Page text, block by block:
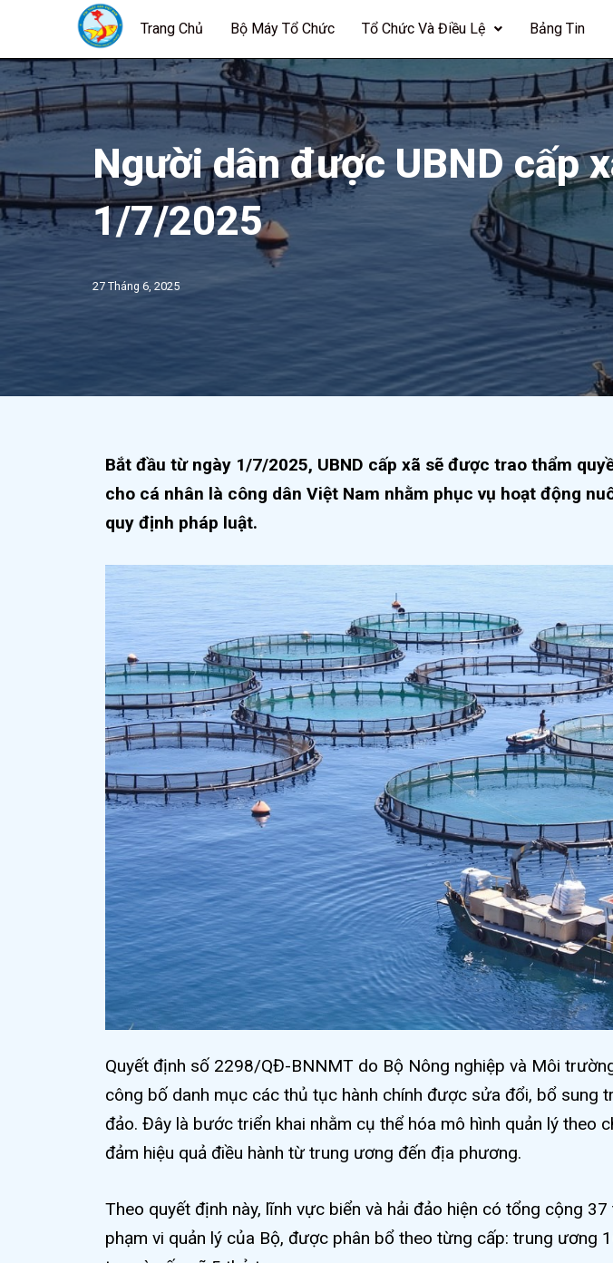
tới
nội
dung
Trang Chủ Bộ Máy Tổ Chức Tổ Chức Và Điều Lệ Bảng Tin
Người dân được UBND cấp
1/7/2025
27 Tháng 6, 2025
Bắt đầu từ ngày 1/7/2025, UBND cấp xã sẽ được trao thẩm
cho cá nhân là công dân Việt Nam nhằm phục vụ hoạt động
quy định pháp luật.
Quyết định số 2298/QĐ-BNNMT do Bộ Nông nghiệp và Môi
công bố danh mục các thủ tục hành chính được sửa đổi, bổ sung
đảo. Đây là bước triển khai nhằm cụ thể hóa mô hình quản lý theo
đảm hiệu quả điều hành từ trung ương đến địa phương.
Theo quyết định này, lĩnh vực biển và hải đảo hiện có tổng cộng
phạm vi quản lý của Bộ, được phân bổ theo từng cấp: trung ương